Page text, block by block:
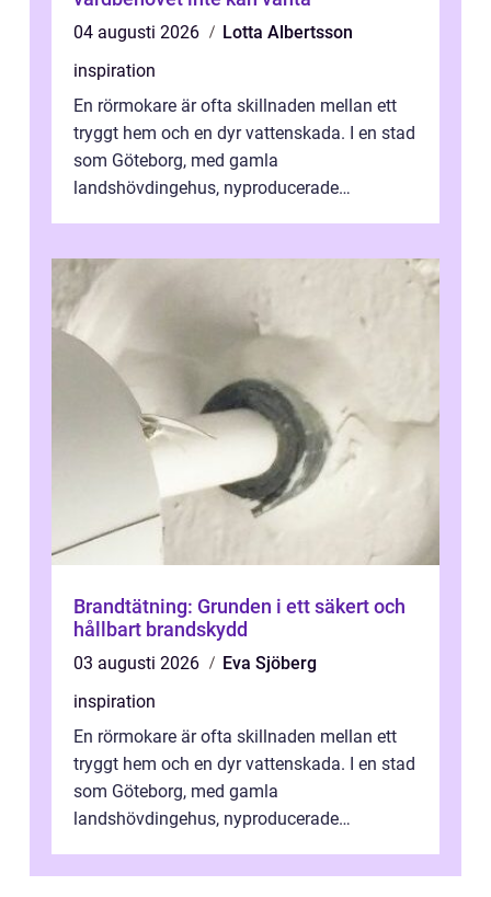
04 augusti 2026
Lotta Albertsson
inspiration
En rörmokare är ofta skillnaden mellan ett
tryggt hem och en dyr vattenskada. I en stad
som Göteborg, med gamla
landshövdingehus, nyproducerade
Brandtätning: Grunden i ett säkert och
hållbart brandskydd
03 augusti 2026
Eva Sjöberg
inspiration
En rörmokare är ofta skillnaden mellan ett
tryggt hem och en dyr vattenskada. I en stad
som Göteborg, med gamla
landshövdingehus, nyproducerade
ställs höga k...